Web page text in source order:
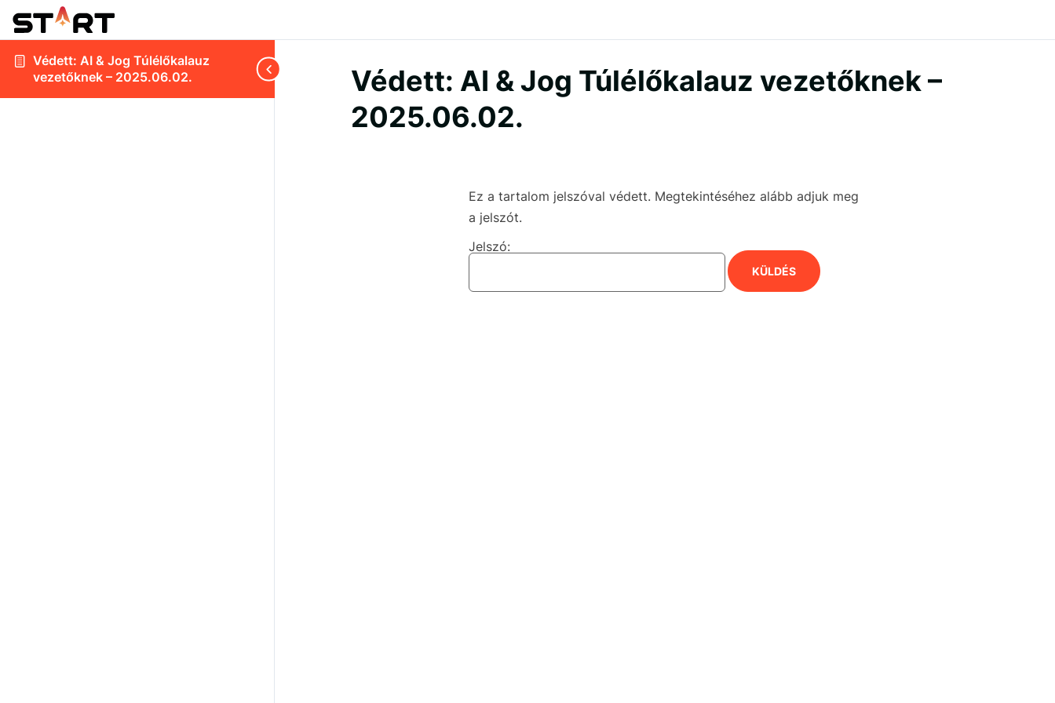
Védett: AI & Jog Túlélőkalauz
vezetőknek – 2025.06.02.
Védett: AI & Jog Túlélőkalauz vezetőknek –
2025.06.02.
Ez a tartalom jelszóval védett. Megtekintéséhez alább adjuk meg
a jelszót.
Jelszó: